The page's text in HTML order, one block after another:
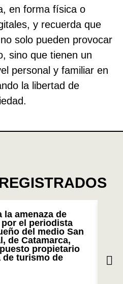
en forma física o
y recuerda que
solo pueden provocar
sino que tienen un
personal y familiar en
la libertad de
la amenaza de
el periodista
del medio San
de Catamarca,
propietario
de turismo de